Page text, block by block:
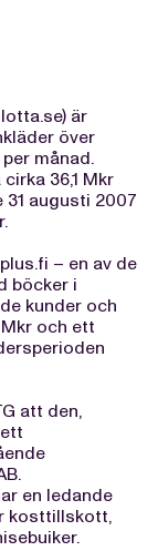
är
över
månad.
36,1 Mkr
augusti 2007
– en av de
böcker i
kunder och
och ett
att den,
en ledande
kosttillskott,